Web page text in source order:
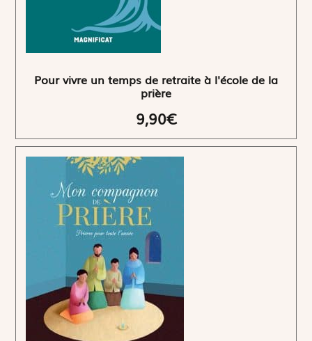
Pour vivre un temps de retraite à l'école de la
prière
9,90€